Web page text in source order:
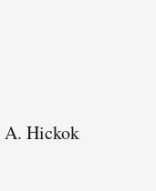
A. Hickok